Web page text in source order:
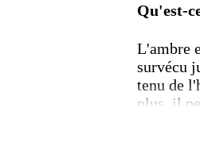
Qu'est-
L'ambre
survécu
tenu de
plus, il